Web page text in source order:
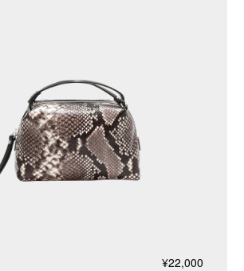
¥22,000